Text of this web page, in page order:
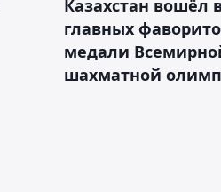
Казахстан вошёл
главных
медали
шахматной